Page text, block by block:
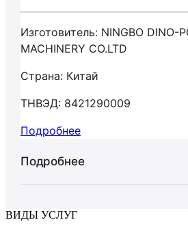
Изготовитель: NINGBO DINO-
MACHINERY CO.LTD
Страна: Китай
ТНВЭД: 8421290009
Подробнее
Подробнее
ВИДЫ УСЛУГ